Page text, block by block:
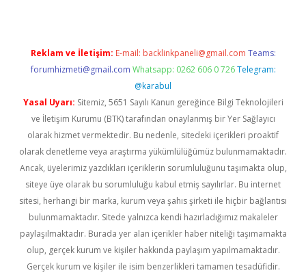
Reklam ve İletişim: E-mail: backlinkpaneli@gmail.com Teams:
forumhizmeti@gmail.com Whatsapp: 0262 606 0 726 Telegram:
@karabul
Yasal Uyarı: Sitemiz, 5651 Sayılı Kanun gereğince Bilgi Teknolojileri
ve İletişim Kurumu (BTK) tarafından onaylanmış bir Yer Sağlayıcı
olarak hizmet vermektedir. Bu nedenle, sitedeki içerikleri proaktif
olarak denetleme veya araştırma yükümlülüğümüz bulunmamaktadır.
Ancak, üyelerimiz yazdıkları içeriklerin sorumluluğunu taşımakta olup,
siteye üye olarak bu sorumluluğu kabul etmiş sayılırlar. Bu internet
sitesi, herhangi bir marka, kurum veya şahıs şirketi ile hiçbir bağlantısı
bulunmamaktadır. Sitede yalnızca kendi hazırladığımız makaleler
paylaşılmaktadır. Burada yer alan içerikler haber niteliği taşımamakta
olup, gerçek kurum ve kişiler hakkında paylaşım yapılmamaktadır.
Gerçek kurum ve kişiler ile isim benzerlikleri tamamen tesadüfidir.